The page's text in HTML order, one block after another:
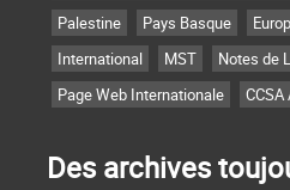
Palestine
Pays Basque
International
MST Notes de
Page Web Internationale
Des archives